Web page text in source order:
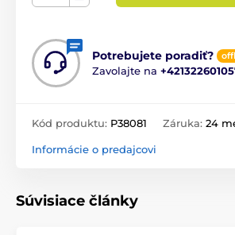
Potrebujete poradiť?
Zavolajte na
Kód produktu: P38081 Záruka: 24
Informácie o predajcovi
Súvisiace články